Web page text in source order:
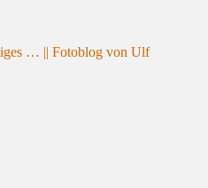
… || Fotoblog von Ulf